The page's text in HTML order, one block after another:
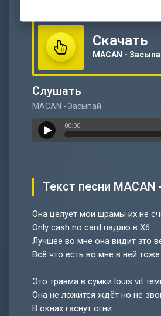
Скачать
MACAN -
Слушать
MACAN - Засыпай
00:00
Текст песни MACAN
Она целует мои шрамы их не
Only cash no card падаю в X6
Лучшее во мне она видит это
Всё что есть во мне в ней тоже
Это травма в сумки louis vit
Она не ложится ждёт но не
В окнах гаснут огни